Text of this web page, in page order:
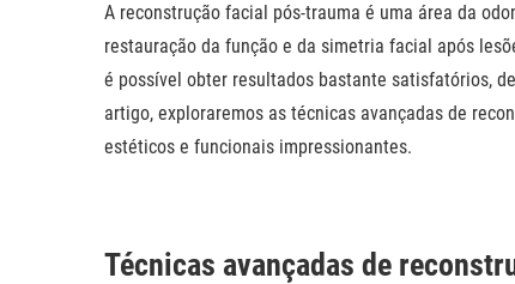
A reconstrução facial pós-trauma é uma área da
restauração da função e da simetria facial após
é possível obter resultados bastante satisfatórios,
artigo, exploraremos as técnicas avançadas de
estéticos e funcionais impressionantes.
Técnicas avançadas de